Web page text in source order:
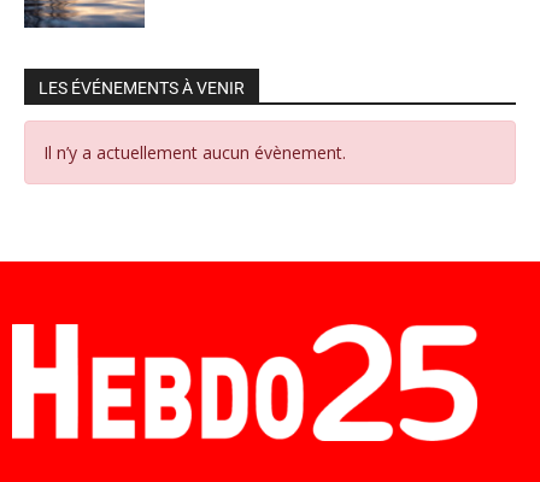
LES ÉVÉNEMENTS À VENIR
Il n’y a actuellement aucun évènement.